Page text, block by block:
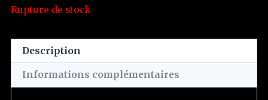
Rupture de stock
Description
Informations complémentaires